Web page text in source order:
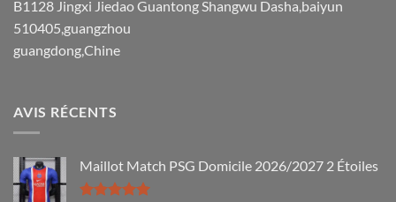
B1128 Jingxi Jiedao Guantong Shangwu Dasha,baiyun
510405,guangzhou
guangdong,Chine
AVIS RÉCENTS
Maillot Match PSG Domicile 2026/2027 2 Étoiles